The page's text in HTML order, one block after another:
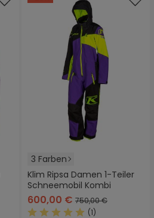
3 Farben
Klim Ripsa Damen 1-Teiler
Schneemobil Kombi
600,00 € 750,00 €
(1)